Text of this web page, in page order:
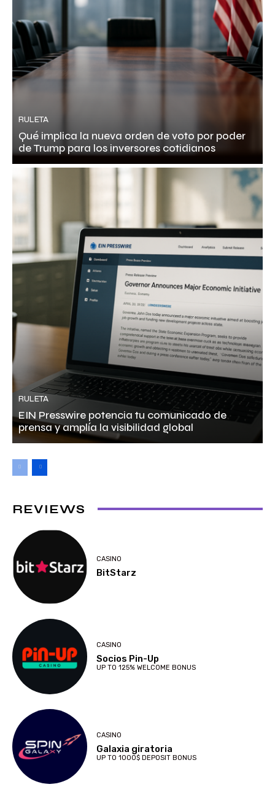
RULETA
Qué implica la nueva orden de voto por poder
de Trump para los inversores cotidianos
RULETA
EIN Presswire potencia tu comunicado de
prensa y amplía la visibilidad global
REVIEWS
CASINO
BitStarz
CASINO
Socios Pin-Up
UP TO 125% WELCOME BONUS
CASINO
Galaxia giratoria
UP TO 1000$ DEPOSIT BONUS